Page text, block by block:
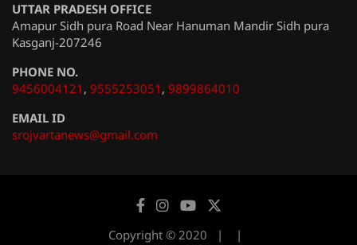
UTTAR PRADESH OFFICE
Amapur Sidh pura Road Near Hanuman Mandir Sidh pura
Kasganj-207246
PHONE NO.
9456004121 , 9555253051 , 9899864010
EMAIL ID
srojvartanews@gmail.com
Copyright © 2020